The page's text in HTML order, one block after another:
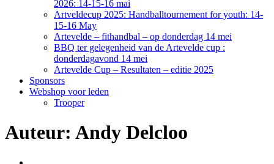
2026: 14-15-16 mai
Artveldecup 2025: Handballtournement for youth: 14-
15-16 May
Artevelde – fithandbal – op donderdag 14 mei
BBQ ter gelegenheid van de Artevelde cup :
donderdagavond 14 mei
Artevelde Cup – Resultaten – editie 2025
Sponsors
Webshop voor leden
Trooper
Auteur: Andy Delcloo